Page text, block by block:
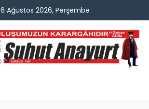
6 Ağustos 2026, Perşembe